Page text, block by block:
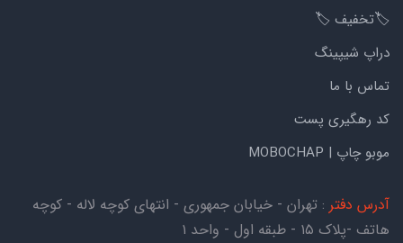
🏷️تخفیف 🏷️
دراپ شیپینگ
تماس با ما
کد رهگیری پست
موبو چاپ | MOBOCHAP
آدرس دفتر : تهران - خیابان جمهوری - انتهای کوچه لاله - کوچه
هاتف -پلاک ۱۵ - طبقه اول - واحد ۱